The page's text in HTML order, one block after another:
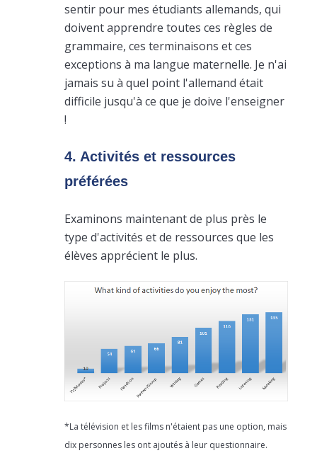
sentir pour mes étudiants allemands, qui
doivent apprendre toutes ces règles de
grammaire, ces terminaisons et ces
exceptions à ma langue maternelle. Je n'ai
jamais su à quel point l'allemand était
difficile jusqu'à ce que je doive l'enseigner
!
4. Activités et ressources
préférées
Examinons maintenant de plus près le
type d'activités et de ressources que les
élèves apprécient le plus.
*La télévision et les films n'étaient pas une option, mais
dix personnes les ont ajoutés à leur questionnaire.